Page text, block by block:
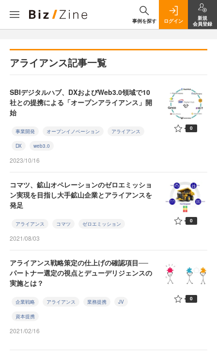
事例を探す ログイン
新規
会員登録
アライアンス記事一覧
SBIデジタルハブ、DXおよびWeb3.0領域で10
社との提携による「オープンアライアンス」開
始
事業開発 オープンイノベーション アライアンス
DX web3.0
2023/10/16
0
コマツ、鉱山オペレーションのゼロエミッショ
ン実現を目指し大手鉱山企業とアライアンスを
発足
アライアンス コマツ ゼロエミッション
2021/08/03
0
アライアンス戦略策定の仕上げの確認項目──
パートナー選定の視点とデューデリジェンスの
実施とは？
企業戦略 アライアンス 業務提携 JV
資本提携
2021/02/16
0